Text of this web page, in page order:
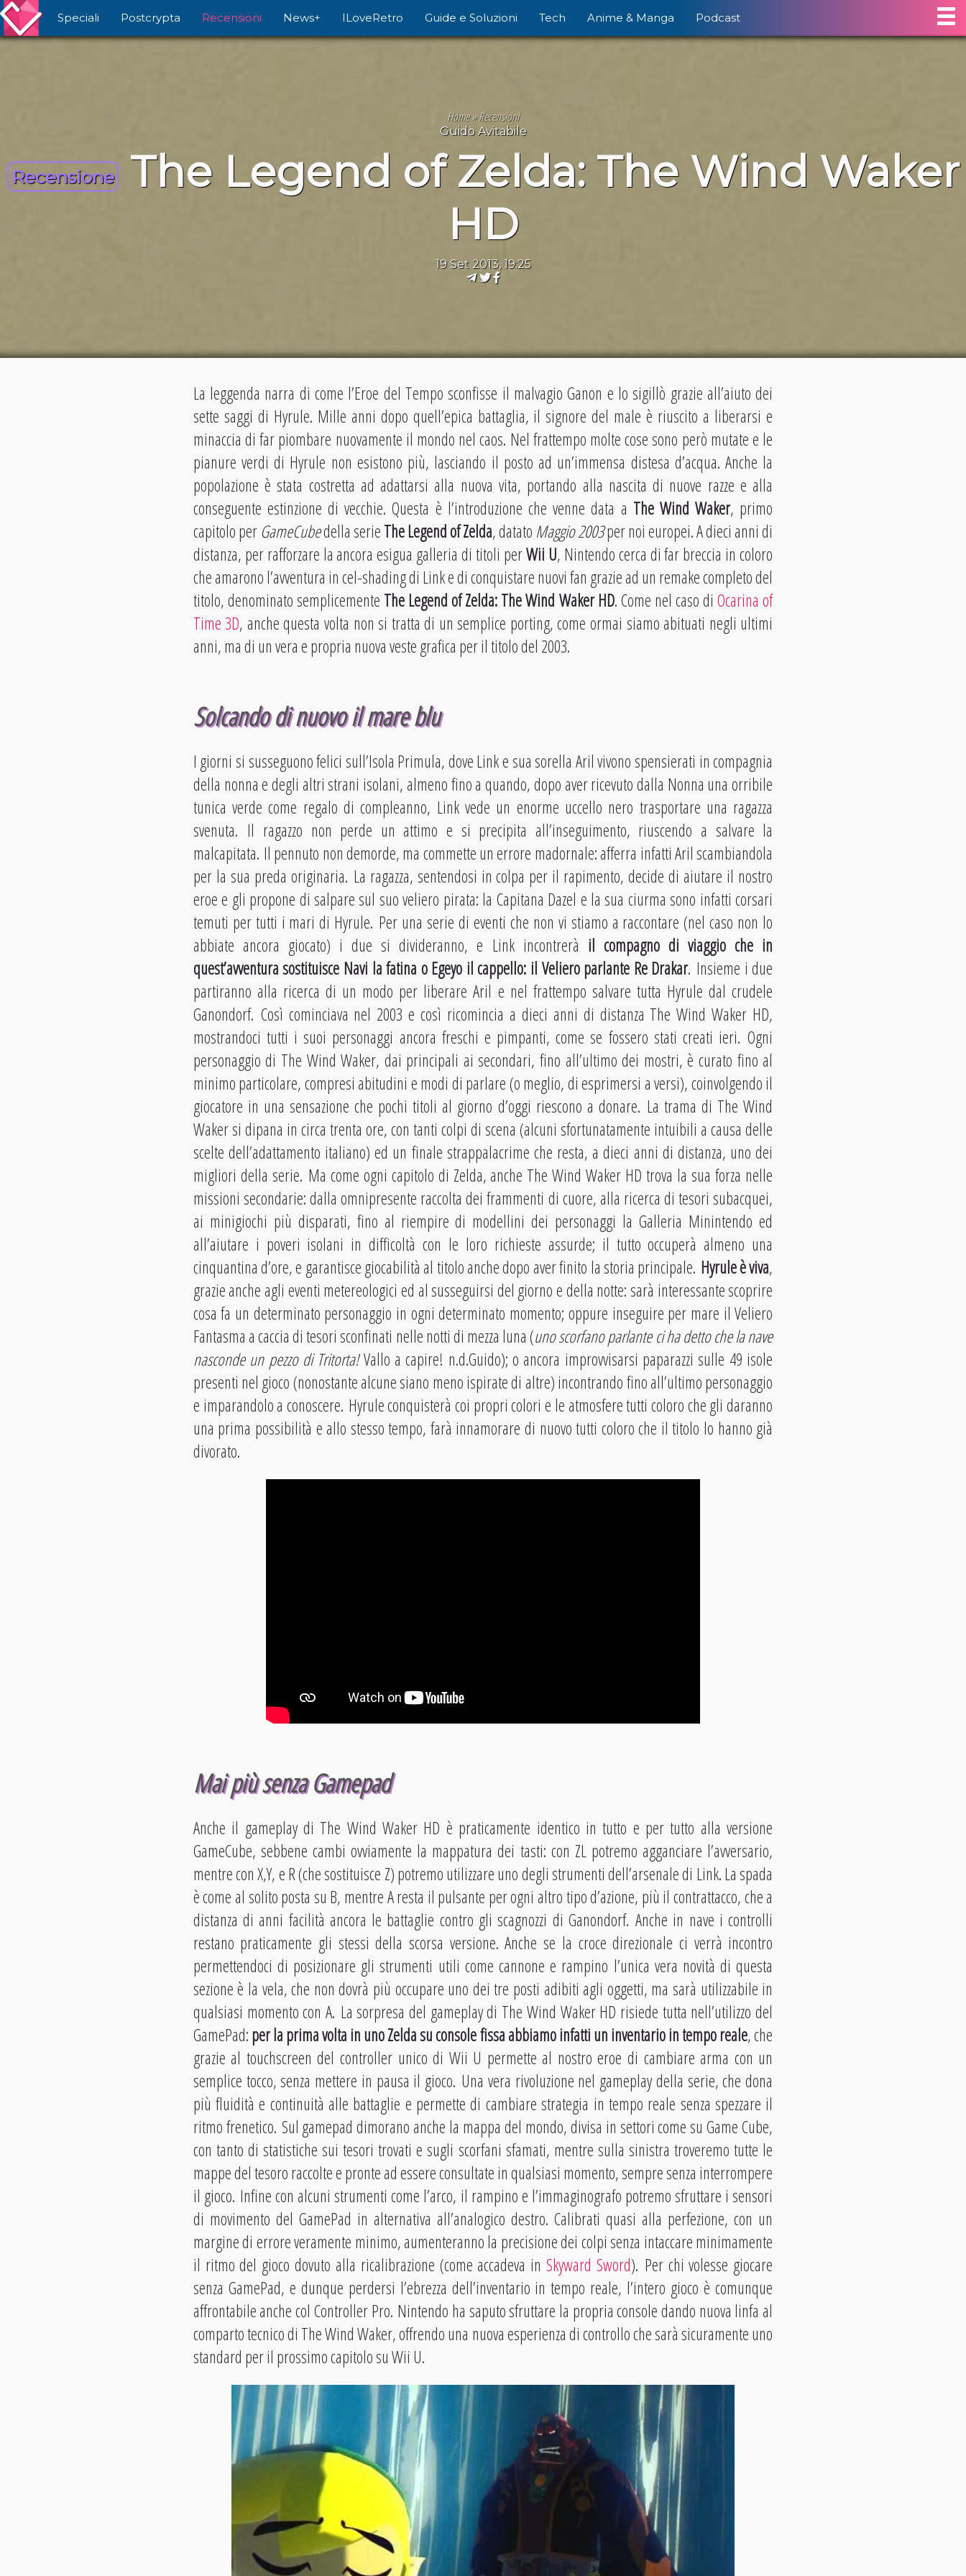
Speciali Postcrypta Recensioni News+ ILoveRetro Guide e Soluzioni Tech Anime & Manga Podcast
Home»Recensioni
Guido Avitabile
Recensione
The Legend of Zelda: The Wind Waker
HD
19 Set 2013, 19:25
La leggenda narra di come l’Eroe del Tempo sconfisse il malvagio Ganon e lo sigillò grazie all’aiuto dei
sette saggi di Hyrule. Mille anni dopo quell’epica battaglia, il signore del male è riuscito a liberarsi e
minaccia di far piombare nuovamente il mondo nel caos. Nel frattempo molte cose sono però mutate e le
pianure verdi di Hyrule non esistono più, lasciando il posto ad un’immensa distesa d’acqua. Anche la
popolazione è stata costretta ad adattarsi alla nuova vita, portando alla nascita di nuove razze e alla
conseguente estinzione di vecchie. Questa è l’introduzione che venne data a The Wind Waker, primo
capitolo perGameCubedella serieThe Legend of Zelda, datato Maggio 2003per noi europei. A dieci anni di
distanza, per rafforzare la ancora esigua galleria di titoli perWii U, Nintendo cerca di far breccia in coloro
che amarono l’avventura in cel-shading di Link e di conquistare nuovi fan grazie ad un remake completo del
titolo, denominato semplicemente The Legend of Zelda: The Wind Waker HD. Come nel caso diOcarina of
Time 3D, anche questa volta non si tratta di un semplice porting, come ormai siamo abituati negli ultimi
anni, ma di un vera e propria nuova veste grafica per il titolo del 2003.
Solcando di nuovo il mare blu
I giorni si susseguono felici sull’Isola Primula, dove Link e sua sorella Aril vivono spensierati in compagnia
della nonna e degli altri strani isolani, almeno fino a quando, dopo aver ricevuto dalla Nonna una orribile
tunica verde come regalo di compleanno, Link vede un enorme uccello nero trasportare una ragazza
svenuta. Il ragazzo non perde un attimo e si precipita all’inseguimento, riuscendo a salvare la
malcapitata. Il pennuto non demorde, ma commette un errore madornale: afferra infatti Aril scambiandola
per la sua preda originaria. La ragazza, sentendosi in colpa per il rapimento, decide di aiutare il nostro
eroe e gli propone di salpare sul suo veliero pirata: la Capitana Dazel e la sua ciurma sono infatti corsari
temuti per tutti i mari di Hyrule. Per una serie di eventi che non vi stiamo a raccontare (nel caso non lo
abbiate ancora giocato) i due si divideranno, e Link incontrerà il compagno di viaggio che in
quest’avventura sostituisce Navi la fatina o Egeyo il cappello: il Veliero parlante Re Drakar. Insieme i due
partiranno alla ricerca di un modo per liberare Aril e nel frattempo salvare tutta Hyrule dal crudele
Ganondorf. Così cominciava nel 2003 e così ricomincia a dieci anni di distanza The Wind Waker HD,
mostrandoci tutti i suoi personaggi ancora freschi e pimpanti, come se fossero stati creati ieri. Ogni
personaggio di The Wind Waker, dai principali ai secondari, fino all’ultimo dei mostri, è curato fino al
minimo particolare, compresi abitudini e modi di parlare (o meglio, di esprimersi a versi), coinvolgendo il
giocatore in una sensazione che pochi titoli al giorno d’oggi riescono a donare. La trama di The Wind
Waker si dipana in circa trenta ore, con tanti colpi di scena (alcuni sfortunatamente intuibili a causa delle
scelte dell’adattamento italiano) ed un finale strappalacrime che resta, a dieci anni di distanza, uno dei
migliori della serie. Ma come ogni capitolo di Zelda, anche The Wind Waker HD trova la sua forza nelle
missioni secondarie: dalla omnipresente raccolta dei frammenti di cuore, alla ricerca di tesori subacquei,
ai minigiochi più disparati, fino al riempire di modellini dei personaggi la Galleria Minintendo ed
all’aiutare i poveri isolani in difficoltà con le loro richieste assurde; il tutto occuperà almeno una
cinquantina d’ore, e garantisce giocabilità al titolo anche dopo aver finito la storia principale. Hyrule è viva,
grazie anche agli eventi metereologici ed al susseguirsi del giorno e della notte: sarà interessante scoprire
cosa fa un determinato personaggio in ogni determinato momento; oppure inseguire per mare il Veliero
Fantasma a caccia di tesori sconfinati nelle notti di mezza luna (uno scorfano parlante ci ha detto che la nave
nasconde un pezzo di Tritorta!Vallo a capire! n.d.Guido); o ancora improvvisarsi paparazzi sulle 49 isole
presenti nel gioco (nonostante alcune siano meno ispirate di altre) incontrando fino all’ultimo personaggio
e imparandolo a conoscere. Hyrule conquisterà coi propri colori e le atmosfere tutti coloro che gli daranno
una prima possibilità e allo stesso tempo, farà innamorare di nuovo tutti coloro che il titolo lo hanno già
divorato.
Mai più senza Gamepad
Anche il gameplay di The Wind Waker HD è praticamente identico in tutto e per tutto alla versione
GameCube, sebbene cambi ovviamente la mappatura dei tasti: con ZL potremo agganciare l’avversario,
mentre con X,Y, e R (che sostituisce Z) potremo utilizzare uno degli strumenti dell’arsenale di Link. La spada
è come al solito posta su B, mentre A resta il pulsante per ogni altro tipo d’azione, più il contrattacco, che a
distanza di anni facilità ancora le battaglie contro gli scagnozzi di Ganondorf. Anche in nave i controlli
restano praticamente gli stessi della scorsa versione. Anche se la croce direzionale ci verrà incontro
permettendoci di posizionare gli strumenti utili come cannone e rampino l’unica vera novità di questa
sezione è la vela, che non dovrà più occupare uno dei tre posti adibiti agli oggetti, ma sarà utilizzabile in
qualsiasi momento con A. La sorpresa del gameplay di The Wind Waker HD risiede tutta nell’utilizzo del
GamePad:per la prima volta in uno Zelda su console fissa abbiamo infatti un inventario in tempo reale, che
grazie al touchscreen del controller unico di Wii U permette al nostro eroe di cambiare arma con un
semplice tocco, senza mettere in pausa il gioco. Una vera rivoluzione nel gameplay della serie, che dona
più fluidità e continuità alle battaglie e permette di cambiare strategia in tempo reale senza spezzare il
ritmo frenetico. Sul gamepad dimorano anche la mappa del mondo, divisa in settori come su Game Cube,
con tanto di statistiche sui tesori trovati e sugli scorfani sfamati, mentre sulla sinistra troveremo tutte le
mappe del tesoro raccolte e pronte ad essere consultate in qualsiasi momento, sempre senza interrompere
il gioco. Infine con alcuni strumenti come l’arco, il rampino e l’immaginografo potremo sfruttare i sensori
di movimento del GamePad in alternativa all’analogico destro. Calibrati quasi alla perfezione, con un
margine di errore veramente minimo, aumenteranno la precisione dei colpi senza intaccare minimamente
il ritmo del gioco dovuto alla ricalibrazione (come accadeva inSkyward Sword). Per chi volesse giocare
senza GamePad, e dunque perdersi l’ebrezza dell’inventario in tempo reale, l’intero gioco è comunque
affrontabile anche col Controller Pro. Nintendo ha saputo sfruttare la propria console dando nuova linfa al
comparto tecnico di The Wind Waker, offrendo una nuova esperienza di controllo che sarà sicuramente uno
standard per il prossimo capitolo su Wii U.